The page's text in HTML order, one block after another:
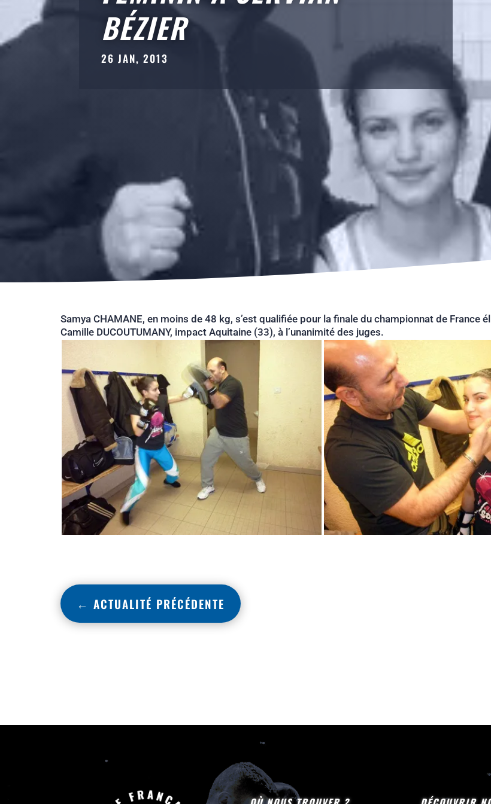
BÉZIER
26 JAN, 2013
Samya CHAMANE, en moins de 48 kg, s’est qualifiée pour la finale du championnat de France
Camille DUCOUTUMANY, impact Aquitaine (33), à l’unanimité des juges.
← ACTUALITÉ PRÉCÉDENTE